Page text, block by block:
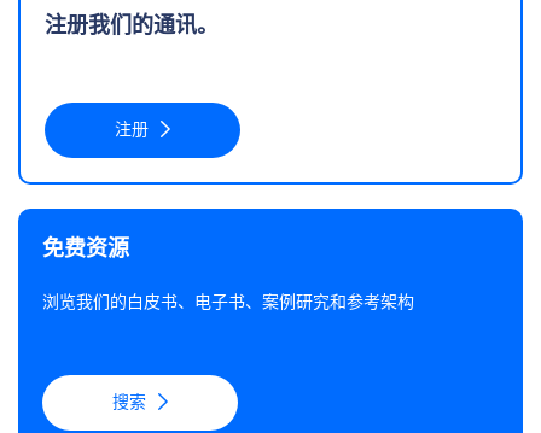
注册我们的通讯。
注册
免费资源
浏览我们的白皮书、电子书、案例研究和参考架构
搜索